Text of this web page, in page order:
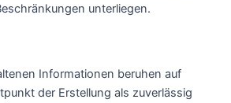
unterliegen.
Informationen beruhen auf
der Erstellung als zuverlässig